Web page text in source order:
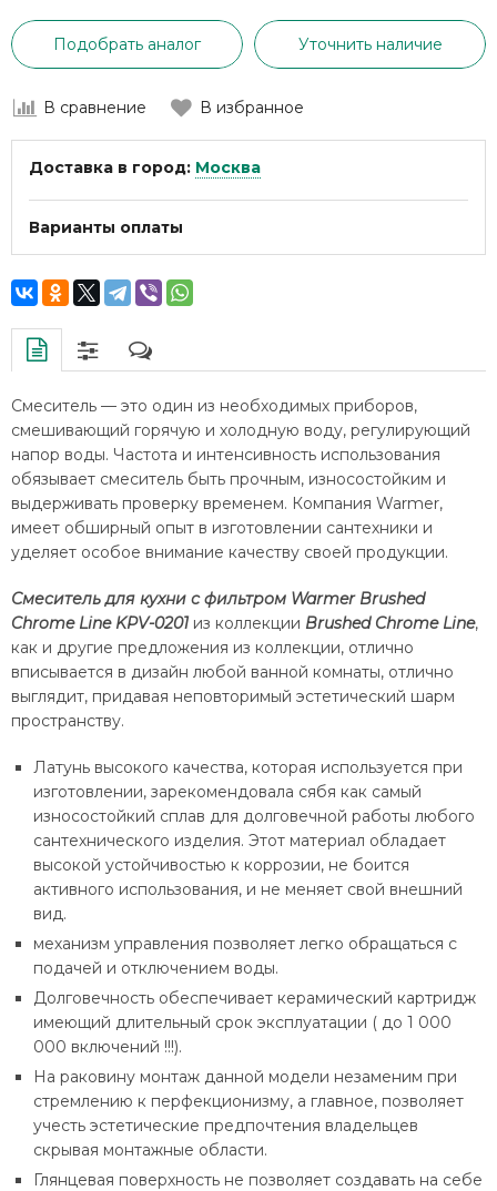
Подобрать аналог Уточнить наличие
В сравнение В избранное
Доставка в город: Москва
Варианты оплаты
Смеситель — это один из необходимых приборов,
смешивающий горячую и холодную воду, регулирующий
напор воды. Частота и интенсивность использования
обязывает смеситель быть прочным, износостойким и
выдерживать проверку временем. Компания Warmer,
имеет обширный опыт в изготовлении сантехники и
уделяет особое внимание качеству своей продукции.
Смеситель для кухни с фильтром Warmer Brushed
Chrome Line KPV-0201из коллекции Brushed Chrome Line,
как и другие предложения из коллекции, отлично
вписывается в дизайн любой ванной комнаты, отлично
выглядит, придавая неповторимый эстетический шарм
пространству.
Латунь высокого качества, которая используется при
изготовлении, зарекомендовала сябя как самый
износостойкий сплав для долговечной работы любого
сантехнического изделия. Этот материал обладает
высокой устойчивостью к коррозии, не боится
активного использования, и не меняет свой внешний
вид.
механизм управления позволяет легко обращаться с
подачей и отключением воды.
Долговечность обеспечивает керамический картридж
имеющий длительный срок эксплуатации ( до 1 000
000 включений !!!).
На раковину монтаж данной модели незаменим при
стремлению к перфекционизму, а главное, позволяет
учесть эстетические предпочтения владельцев
скрывая монтажные области.
Глянцевая поверхность не позволяет создавать на себе